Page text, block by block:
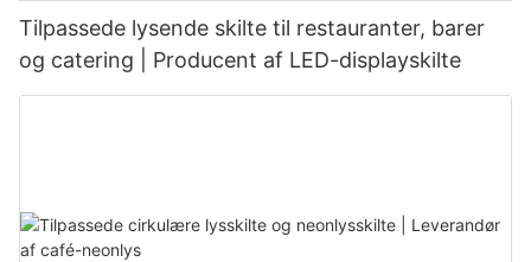
Tilpassede lysende skilte til restauranter, barer
og catering | Producent af LED-displayskilte